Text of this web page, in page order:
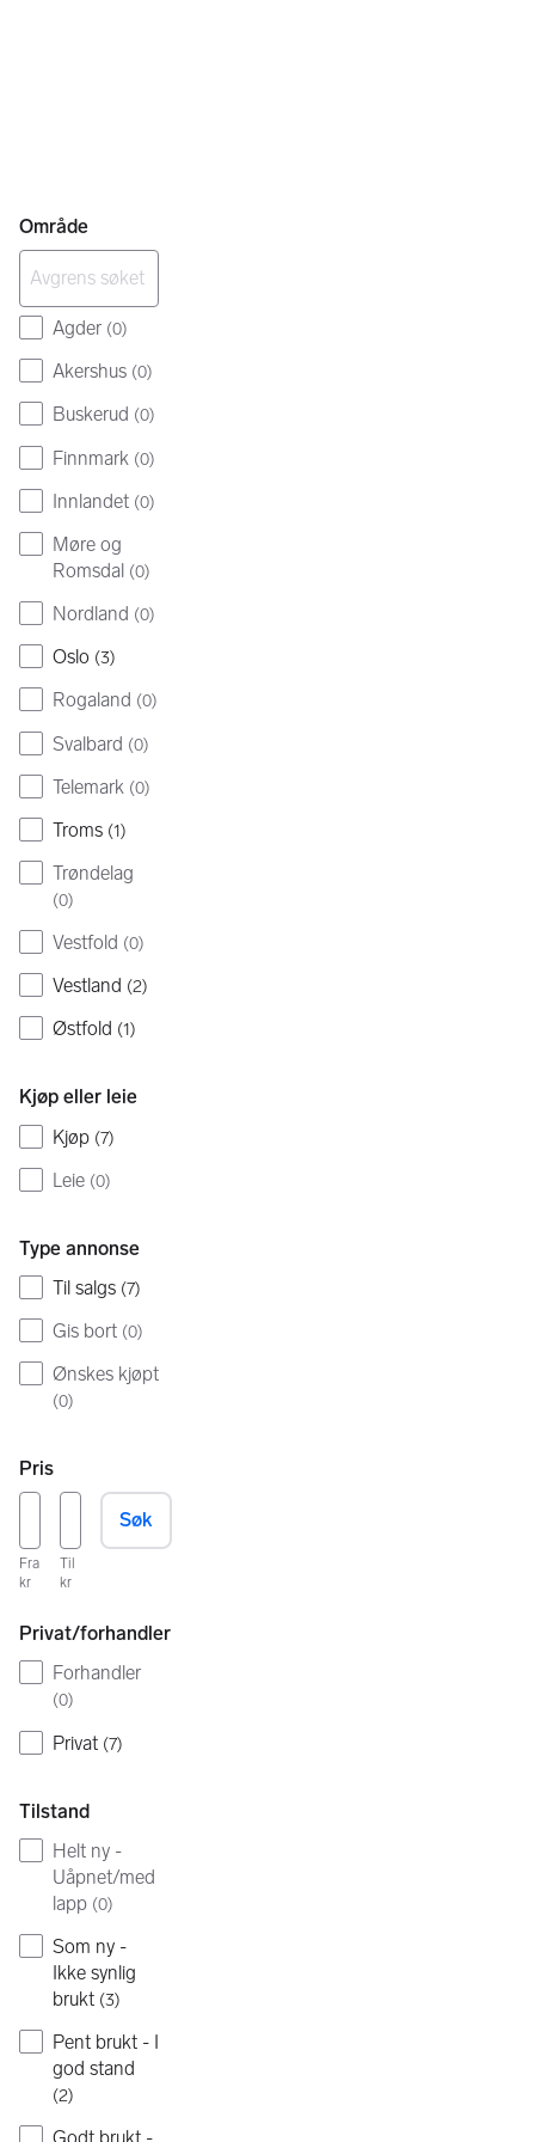
Område
Agder (0)
Akershus (0)
Buskerud (0)
Finnmark (0)
Innlandet (0)
Møre og
Romsdal (0)
Nordland (0)
Oslo (3)
Rogaland (0)
Svalbard (0)
Telemark (0)
Troms (1)
Trøndelag
(0)
Vestfold (0)
Vestland (2)
Østfold (1)
Kjøp eller leie
Kjøp (7)
Leie (0)
Type annonse
Til salgs (7)
Gis bort (0)
Ønskes kjøpt
(0)
Pris
Fra
kr
Til
kr
Søk
Privat/forhandler
Forhandler
(0)
Privat (7)
Tilstand
Helt ny -
Uåpnet/med
lapp (0)
Som ny -
Ikke synlig
brukt (3)
Pent brukt - I
god stand
(2)